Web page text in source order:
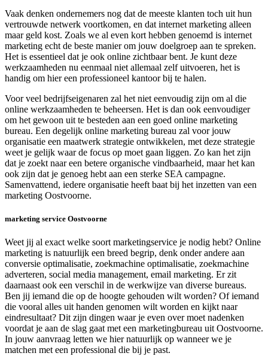
Vaak denken ondernemers nog dat de meeste klanten toch uit hun
vertrouwde netwerk voortkomen, en dat internet marketing alleen
maar geld kost. Zoals we al even kort hebben genoemd is internet
marketing echt de beste manier om jouw doelgroep aan te spreken.
Het is essentieel dat je ook online zichtbaar bent. Je kunt deze
werkzaamheden nu eenmaal niet allemaal zelf uitvoeren, het is
handig om hier een professioneel kantoor bij te halen.
Voor veel bedrijfseigenaren zal het niet eenvoudig zijn om al die
online werkzaamheden te beheersen. Het is dan ook eenvoudiger
om het gewoon uit te besteden aan een goed online marketing
bureau. Een degelijk online marketing bureau zal voor jouw
organisatie een maatwerk strategie ontwikkelen, met deze strategie
weet je gelijk waar de focus op moet gaan liggen. Zo kan het zijn
dat je zoekt naar een betere organische vindbaarheid, maar het kan
ook zijn dat je genoeg hebt aan een sterke SEA campagne.
Samenvattend, iedere organisatie heeft baat bij het inzetten van een
marketing Oostvoorne.
marketing service Oostvoorne
Weet jij al exact welke soort marketingservice je nodig hebt? Online
marketing is natuurlijk een breed begrip, denk onder andere aan
conversie optimalisatie, zoekmachine optimalisatie, zoekmachine
adverteren, social media management, email marketing. Er zit
daarnaast ook een verschil in de werkwijze van diverse bureaus.
Ben jij iemand die op de hoogte gehouden wilt worden? Of iemand
die vooral alles uit handen genomen wilt worden en kijkt naar
eindresultaat? Dit zijn dingen waar je even over moet nadenken
voordat je aan de slag gaat met een marketingbureau uit Oostvoorne.
In jouw aanvraag letten we hier natuurlijk op wanneer we je
matchen met een professional die bij je past.